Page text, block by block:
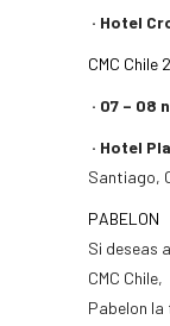
· Hotel
CMC Chile
· 07 – 08
· Hotel
Santiago,
PABELON
Si deseas
CMC Chile,
Pabelon